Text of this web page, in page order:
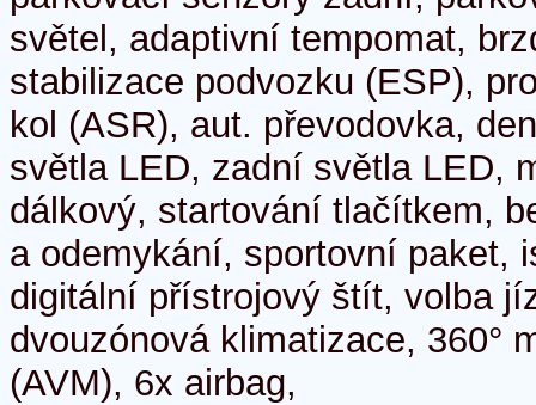
světel, adaptivní tempomat,
stabilizace podvozku (ESP),
kol (ASR), aut. převodovka,
světla LED, zadní světla LED,
dálkový, startování tlačítkem,
a odemykání, sportovní paket,
digitální přístrojový štít, volba
dvouzónová klimatizace, 360°
(AVM), 6x airbag,